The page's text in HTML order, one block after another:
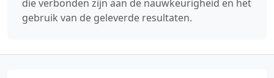
die verbonden zijn aan de nauwkeurigheid en het
gebruik van de geleverde resultaten.